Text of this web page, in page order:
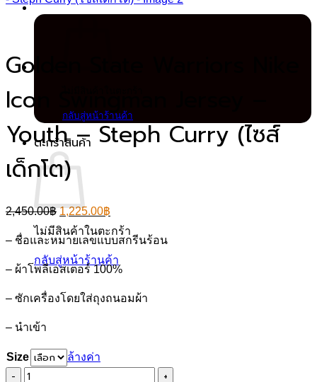
กลับสู่หน้าร้านค้า
ตะกร้าสินค้า
ไม่มีสินค้าในตะกร้า
กลับสู่หน้าร้านค้า
Golden State Warriors Nike
Icon Swingman Jersey –
Youth – Steph Curry (ไซส์
เด็กโต)
2,450.00฿Original
price
was:
1,225.00฿
price
is:
– ชื่อและหมายเลขแบบสกรีนร้อน
– ผ้าโพลีเอสเตอร์ 100%
– ซักเครื่องโดยใส่ถุงถนอมผ้า
– นำเข้า
Size
ล้างค่า
จำนวน